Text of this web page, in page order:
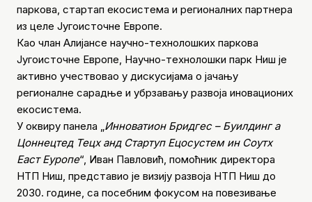
паркова, стартап екосистема и регионалних партнера
из целе Југоисточне Европе.
Као члан Алијансе научно-технолошких паркова
Југоисточне Европе, Научно-технолошки парк Ниш је
активно учествовао у дискусијама о јачању
регионалне сарадње и убрзавању развоја иновационих
екосистема.
У оквиру панела „ Инноватион Бридгес – Буилдинг а
Цоннецтед Тецх анд Стартуп Ецосyстем ин Соутх
Еаст Еуропе“, Иван Павловић, помоћник директора
НТП Ниш, представио је визију развоја НТП Ниш до
2030. године, са посебним фокусом на повезивање